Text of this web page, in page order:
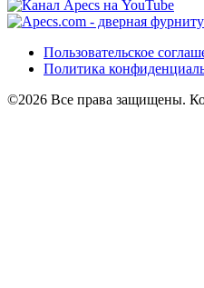
Пользовательское
Политика
©2026 Все права защищены.